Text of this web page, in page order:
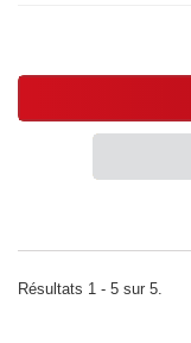
Résultats 1 - 5 sur 5.